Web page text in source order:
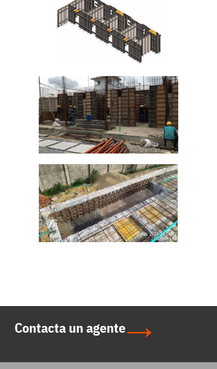
Contacta un agente